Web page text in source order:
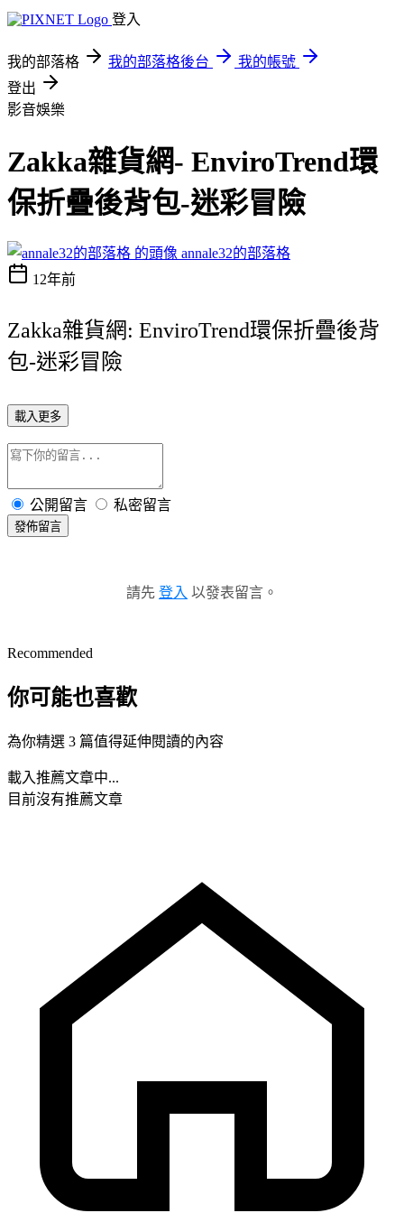
登入
我的部落格 我的部落格後台
我的帳號
登出
影音娛樂
Zakka雜貨網- EnviroTrend環
保折疊後背包-迷彩冒險
annale32的部落格
12年前
Zakka雜貨網: EnviroTrend環保折疊後背
包-迷彩冒險
載入更多
公開留言 私密留言
發佈留言
請先 登入 以發表留言。
Recommended
你可能也喜歡
為你精選 3 篇值得延伸閱讀的內容
載入推薦文章中...
目前沒有推薦文章